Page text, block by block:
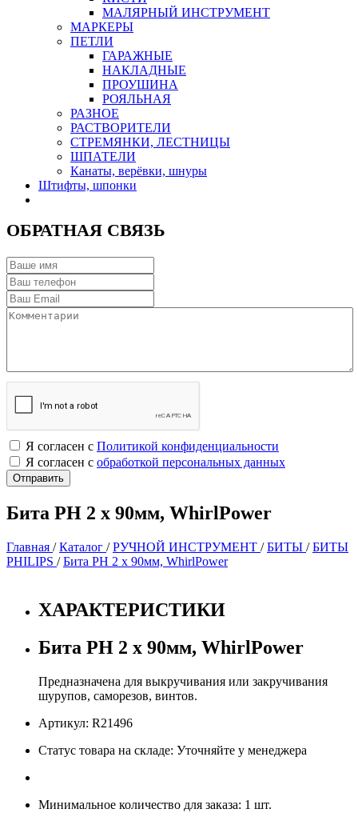
МАЛЯРНЫЙ ИНСТРУМЕНТ
МАРКЕРЫ
ПЕТЛИ
ГАРАЖНЫЕ
НАКЛАДНЫЕ
ПРОУШИНА
РОЯЛЬНАЯ
РАЗНОЕ
РАСТВОРИТЕЛИ
СТРЕМЯНКИ, ЛЕСТНИЦЫ
ШПАТЕЛИ
Канаты, верёвки, шнуры
Штифты, шпонки
ОБРАТНАЯ СВЯЗЬ
Я согласен с Политикой конфиденциальности
Я согласен с обработкой персональных данных
Бита PH 2 х 90мм, WhirlPower
Главная /Каталог /РУЧНОЙ ИНСТРУМЕНТ /БИТЫ /БИТЫ
PHILIPS /Бита PH 2 х 90мм, WhirlPower
ХАРАКТЕРИСТИКИ
Бита PH 2 х 90мм, WhirlPower
Предназначена для выкручивания или закручивания
шурупов, саморезов, винтов.
Артикул: R21496
Статус товара на складе: Уточняйте у менеджера
Минимальное количество для заказа: 1 шт.